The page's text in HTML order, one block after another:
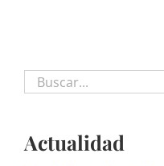
Buscar:
Actualidad